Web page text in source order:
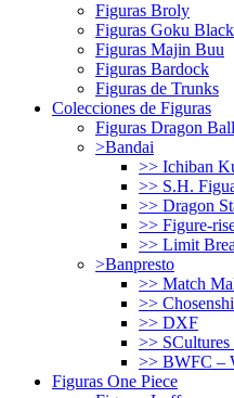
Figuras Broly
Figuras Goku Black
Figuras Majin Buu
Figuras Bardock
Figuras de Trunks
Colecciones de Figuras
Figuras Dragon
>Bandai
>> Ichiban
>> S.H.
>> Dragon
>> Figure-
>> Limit
>Banpresto
>> Match
>>
>> DXF
>>
>> BWFC –
Figuras One Piece